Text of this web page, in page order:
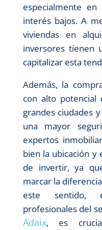
especialmente
interés bajos. A
viviendas en
inversores tienen
capitalizar esta
Además, la
con alto potencial
grandes ciudades
una mayor
expertos
bien la ubicación
de invertir, ya
marcar la
este sentido,
profesionales del
Adaix, es